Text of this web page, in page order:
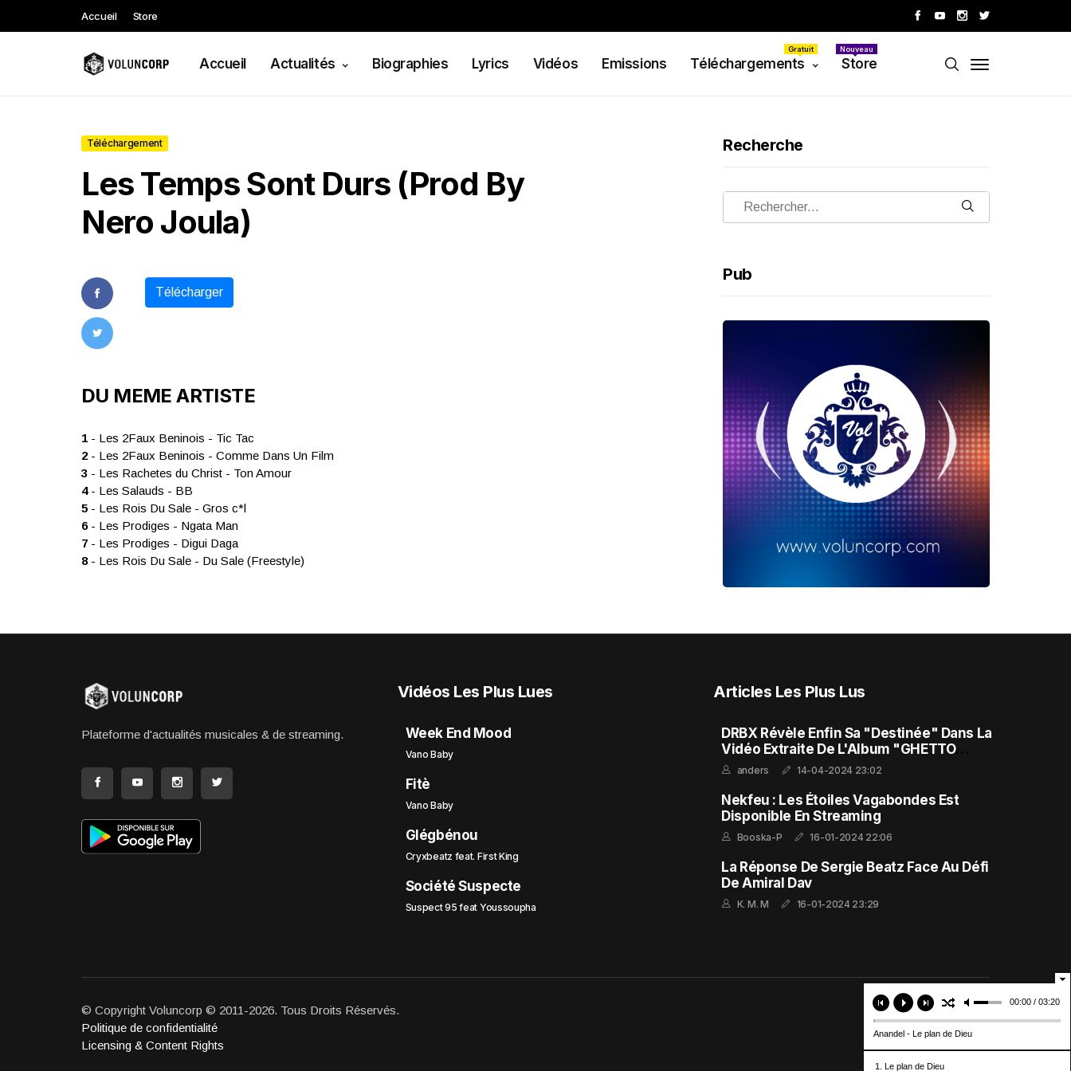
Accueil Store
Accueil Actualités Biographies Lyrics Vidéos Emissions Téléchargements
Gratuit
Store
Nouveau
Téléchargement
Les Temps Sont Durs (Prod By
Nero Joula)
Télécharger
DU MEME ARTISTE
1 - Les 2Faux Beninois - Tic Tac
2 - Les 2Faux Beninois - Comme Dans Un Film
3 - Les Rachetes du Christ - Ton Amour
4- Les Salauds - BB
5 - Les Rois Du Sale - Gros c*l
6- Les Prodiges - Ngata Man
7 - Les Prodiges - Digui Daga
8- Les Rois Du Sale - Du Sale (Freestyle)
Recherche
Pub
Plateforme d'actualités musicales & de streaming.
Vidéos Les Plus Lues
Week End Mood
Vano Baby
Fitè
Vano Baby
Glégbénou
Cryxbeatz feat. First King
Société Suspecte
Suspect 95 feat Youssoupha
Articles Les Plus Lus
DRBX Révèle Enfin Sa "Destinée" Dans La
Vidéo Extraite De L'Album "GHETTO
FEELING"
anders 14-04-2024 23:02
Nekfeu : Les Étoiles Vagabondes Est
Disponible En Streaming
Booska-P 16-01-2024 22:06
La Réponse De Sergie Beatz Face Au Défi
De Amiral Dav
K. M. M 16-01-2024 23:29
© Copyright Voluncorp © 2011-2026. Tous Droits Réservés.
Politique de confidentialité
Licensing & Content Rights
00:00 / 03:20
Anandel - Le plan de Dieu
1. Le plan de Dieu